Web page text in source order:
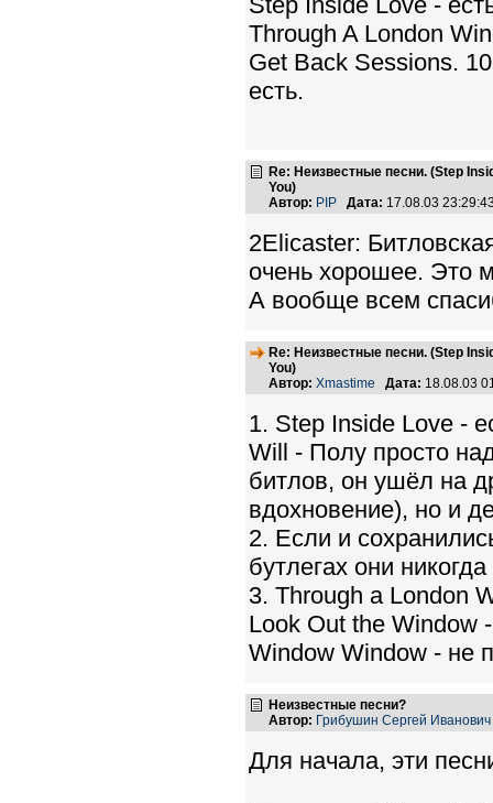
Through A London
Get Back Sessions.
есть.
Re: Неизвестные песни. (Step
You)
Автор: PIP Дата: 17.08.03
2Elicaster:
очень хорошее. Это
А вообще всем
Re: Неизвестные песни. (Step
You)
Автор: Xmastime Дата: 18.08.03
1. Step Inside Love -
Will - Полу просто
битлов, он ушёл на
вдохновение), но и
2. Если и
бутлегах они
3. Through a London
Look Out the Window
Window Window - не
Неизвестные песни?
Автор: Грибушин Сергей Иванович
Для начала, эти